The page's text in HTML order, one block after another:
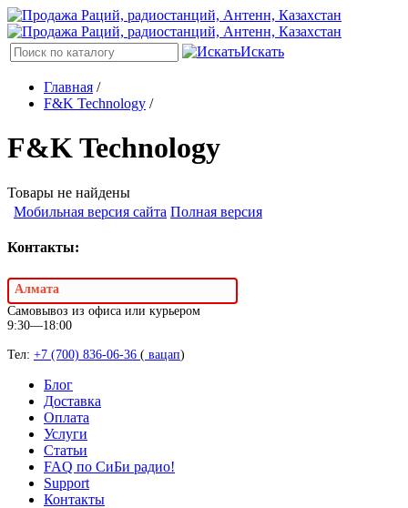
Искать
Главная /
F&K Technology /
F&K Technology
Товары не найдены
Мобильная версия сайта Полная версия
Контакты:
Алмата
Самовывоз из офиса или курьером
9:30—18:00
Тел: +7 (700) 836-06-36 ( вацап)
Блог
Доставка
Оплата
Услуги
Статьи
FAQ по СиБи радио!
Support
Контакты